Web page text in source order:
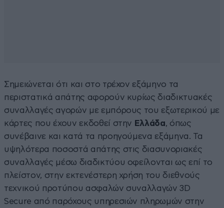
Σημειώνεται ότι και στο τρέχον εξάμηνο τα
περιστατικά απάτης αφορούν κυρίως διαδικτυακές
συναλλαγές αγορών με εμπόρους του εξωτερικού με
κάρτες που έχουν εκδοθεί στην Ελλάδα, όπως
συνέβαινε και κατά τα προηγούμενα εξάμηνα. Τα
υψηλότερα ποσοστά απάτης στις διασυνοριακές
συναλλαγές μέσω διαδικτύου οφείλονται ως επί το
πλείστον, στην εκτενέστερη χρήση του διεθνούς
τεχνικού προτύπου ασφαλών συναλλαγών 3D
Secure από παρόχους υπηρεσιών πληρωμών στην